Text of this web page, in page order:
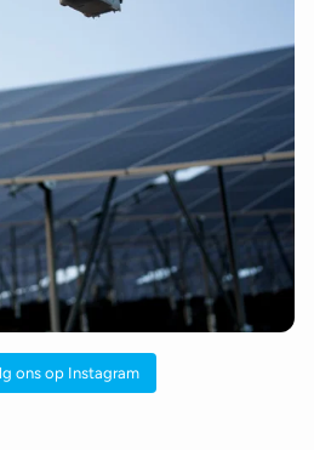
ons op Instagram